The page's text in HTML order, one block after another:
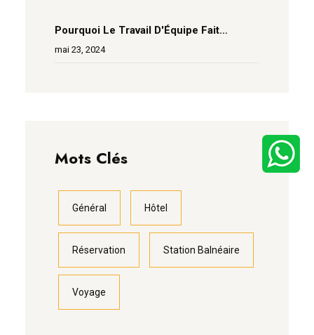
Pourquoi Le Travail D'Équipe Fait
Vraiment Fonctionner Le Rêve
mai 23, 2024
Mots Clés
Général Hôtel
Réservation Station Balnéaire
Voyage